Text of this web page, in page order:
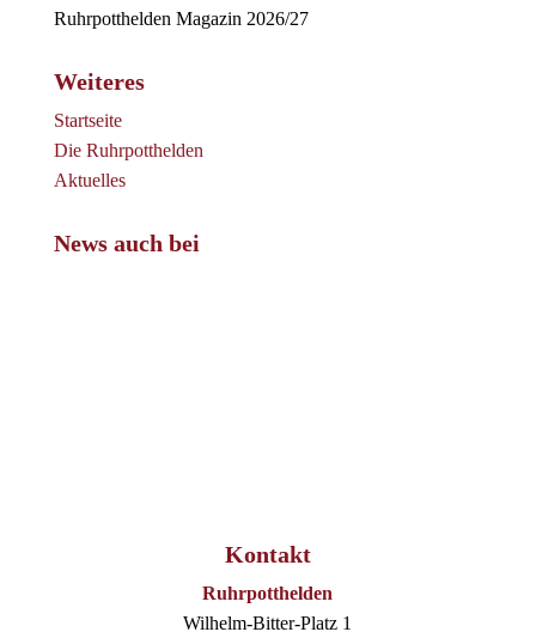
Ruhrpotthelden Magazin 2026/27
Weiteres
Startseite
Die Ruhrpotthelden
Aktuelles
News auch bei
Kontakt
Ruhrpotthelden
Wilhelm-Bitter-Platz 1